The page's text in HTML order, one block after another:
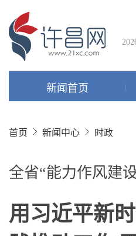
新闻首页
首页 新闻中心 时政
全省“能力作风建
用习近平新